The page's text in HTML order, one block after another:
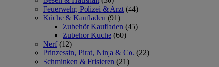
Feuerwehr, Polizei & Arzt (44)
Küche & Kaufladen (91)
Zubehör Kaufladen (45)
Zubehör Küche (60)
Nerf (12)
Prinzessin, Pirat, Ninja & Co. (22)
Schminken & Frisieren (21)